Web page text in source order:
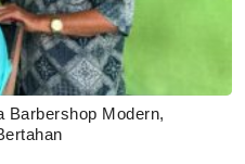
Barbershop Modern,